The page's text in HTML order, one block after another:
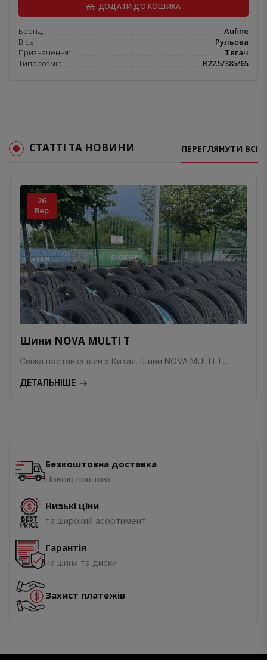
ДОДАТИ ДО КОШИКА
Бренд:
Aufine
Вісь:
Рульова
Призначення:
Тягач
Типорозмір:
R22.5/385/65
СТАТТІ ТА НОВИНИ ПЕРЕГЛЯНУТИ ВСІ
26
Вер
Шини NOVA MULTI T
Свіжа поставка шин з Китая. Шини NOVA MULTI T...
ДЕТАЛЬНІШЕ
Безкоштовна доставка
Новою поштою
Низькі ціни
та широкий асортимент
Гарантія
на шини та диски
Захист платежів